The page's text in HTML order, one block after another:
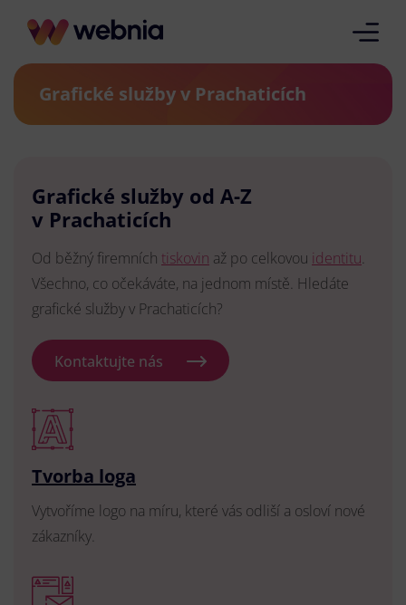
Grafické služby v Prachaticích
Grafické služby od A-Z
v Prachaticích
Od běžný firemních tiskovin až po celkovou identitu.
Všechno, co očekáváte, na jednom místě. Hledáte
grafické služby v Prachaticích?
Kontaktujte nás
Tvorba loga
Vytvoříme logo na míru, které vás odliší a osloví nové
zákazníky.